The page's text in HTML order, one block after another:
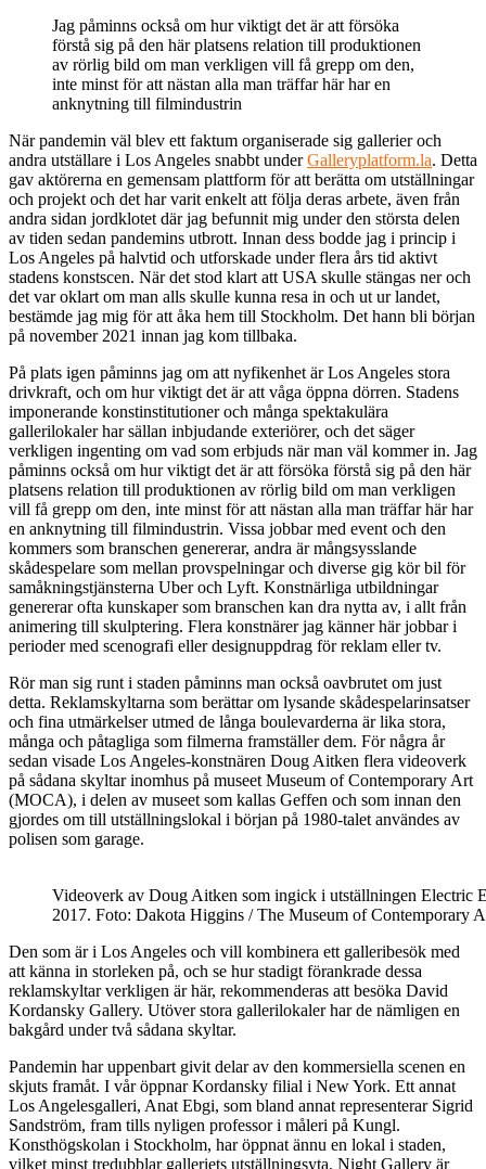
Jag påminns också om hur viktigt det är att försöka
förstå sig på den här platsens relation till produktionen
av rörlig bild om man verkligen vill få grepp om den,
inte minst för att nästan alla man träffar här har en
anknytning till filmindustrin
När pandemin väl blev ett faktum organiserade sig gallerier och
andra utställare i Los Angeles snabbt underGalleryplatform.la. Detta
gav aktörerna en gemensam plattform för att berätta om utställningar
och projekt och det har varit enkelt att följa deras arbete, även från
andra sidan jordklotet där jag befunnit mig under den största delen
av tiden sedan pandemins utbrott. Innan dess bodde jag i princip i
Los Angeles på halvtid och utforskade under flera års tid aktivt
stadens konstscen. När det stod klart att USA skulle stängas ner och
det var oklart om man alls skulle kunna resa in och ut ur landet,
bestämde jag mig för att åka hem till Stockholm. Det hann bli början
på november 2021 innan jag kom tillbaka.
På plats igen påminns jag om att nyfikenhet är Los Angeles stora
drivkraft, och om hur viktigt det är att våga öppna dörren. Stadens
imponerande konstinstitutioner och många spektakulära
gallerilokaler har sällan inbjudande exteriörer, och det säger
verkligen ingenting om vad som erbjuds när man väl kommer in. Jag
påminns också om hur viktigt det är att försöka förstå sig på den här
platsens relation till produktionen av rörlig bild om man verkligen
vill få grepp om den, inte minst för att nästan alla man träffar här har
en anknytning till filmindustrin. Vissa jobbar med event och den
kommers som branschen genererar, andra är mångsysslande
skådespelare som mellan provspelningar och diverse gig kör bil för
samåkningstjänsterna Uber och Lyft. Konstnärliga utbildningar
genererar ofta kunskaper som branschen kan dra nytta av, i allt från
animering till skulptering. Flera konstnärer jag känner här jobbar i
perioder med scenografi eller designuppdrag för reklam eller tv.
Rör man sig runt i staden påminns man också oavbrutet om just
detta. Reklamskyltarna som berättar om lysande skådespelarinsatser
och fina utmärkelser utmed de långa boulevarderna är lika stora,
många och påtagliga som filmerna framställer dem. För några år
sedan visade Los Angeles-konstnären Doug Aitken flera videoverk
på sådana skyltar inomhus på museet Museum of Contemporary Art
(MOCA), i delen av museet som kallas Geffen och som innan den
gjordes om till utställningslokal i början på 1980-talet användes av
polisen som garage.
Videoverk av Doug Aitken som ingick i utställningen Electric
2017. Foto: Dakota Higgins / The Museum of Contemporary
Den som är i Los Angeles och vill kombinera ett galleribesök med
att känna in storleken på, och se hur stadigt förankrade dessa
reklamskyltar verkligen är här, rekommenderas att besöka David
Kordansky Gallery. Utöver stora gallerilokaler har de nämligen en
bakgård under två sådana skyltar.
Pandemin har uppenbart givit delar av den kommersiella scenen en
skjuts framåt. I vår öppnar Kordansky filial i New York. Ett annat
Los Angelesgalleri, Anat Ebgi, som bland annat representerar Sigrid
Sandström, fram tills nyligen professor i måleri på Kungl.
Konsthögskolan i Stockholm, har öppnat ännu en lokal i staden,
vilket minst tredubblar galleriets utställningsyta. Night Gallery är